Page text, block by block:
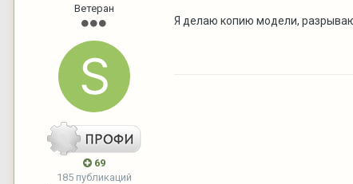
Ветеран
69
185 публикаций
Я делаю копию модели,